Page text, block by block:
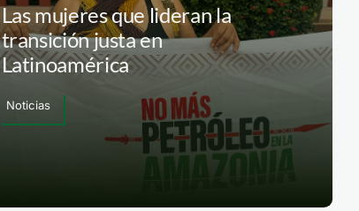
Las mujeres que lideran la
transición justa en
Latinoamérica
Noticias